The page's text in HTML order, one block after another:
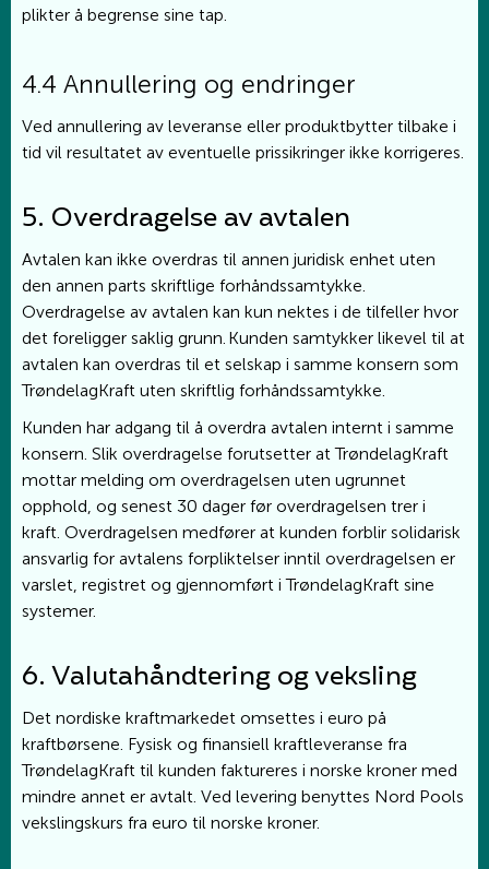
plikter å begrense sine tap.
4.4 Annullering og endringer
Ved annullering av leveranse eller produktbytter tilbake i
tid vil resultatet av eventuelle prissikringer ikke korrigeres.
5. Overdragelse av avtalen
Avtalen kan ikke overdras til annen juridisk enhet uten
den annen parts skriftlige forhåndssamtykke.
Overdragelse av avtalen kan kun nektes i de tilfeller hvor
det foreligger saklig grunn. Kunden samtykker likevel til at
avtalen kan overdras til et selskap i samme konsern som
TrøndelagKraft uten skriftlig forhåndssamtykke.
Kunden har adgang til å overdra avtalen internt i samme
konsern. Slik overdragelse forutsetter at TrøndelagKraft
mottar melding om overdragelsen uten ugrunnet
opphold, og senest 30 dager før overdragelsen trer i
kraft. Overdragelsen medfører at kunden forblir solidarisk
ansvarlig for avtalens forpliktelser inntil overdragelsen er
varslet, registret og gjennomført i TrøndelagKraft sine
systemer.
6. Valutahåndtering og veksling
Det nordiske kraftmarkedet omsettes i euro på
kraftbørsene. Fysisk og finansiell kraftleveranse fra
TrøndelagKraft til kunden faktureres i norske kroner med
mindre annet er avtalt. Ved levering benyttes Nord Pools
vekslingskurs fra euro til norske kroner.